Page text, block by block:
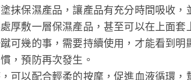
抹保濕產品，讓產品有充分時間吸收，
厚敷一層保濕產品，甚至可以在上面套
可幾的事，需要持續使用，才能看到
，預防再次發生。
可以配合輕柔的按摩，促進血液循環